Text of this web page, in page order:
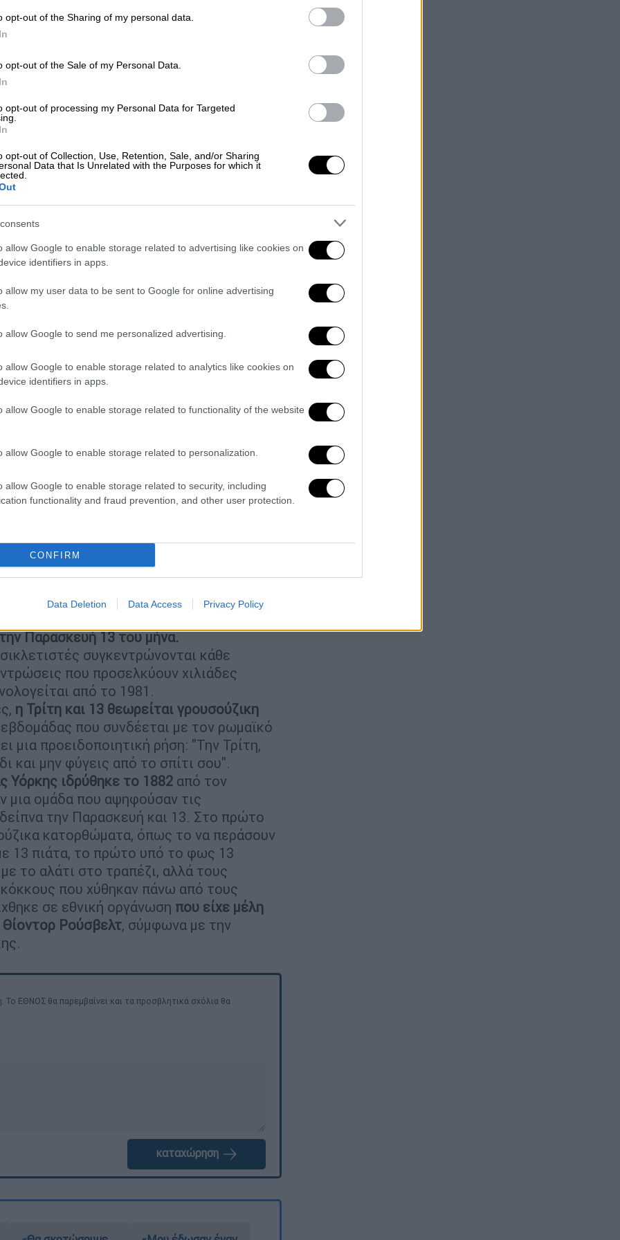
opt-out of the Sharing of my personal data.
opt-out of the Sale of my Personal Data.
opt-out of processing my Personal Data for Targeted
opt-out of Collection, Use, Retention, Sale, and/or Sharing
Data that Is Unrelated with the Purposes for which it
allow Google to enable storage related to advertising like cookies on
identifiers in apps.
allow my user data to be sent to Google for online advertising
allow Google to send me personalized advertising.
allow Google to enable storage related to analytics like cookies on
identifiers in apps.
allow Google to enable storage related to functionality of the website
allow Google to enable storage related to personalization.
allow Google to enable storage related to security, including
functionality and fraud prevention, and other user protection.
CONFIRM
Data Deletion Data Access Privacy Policy
και 13
την Παρασκευή και 13 περιλαμβάνονται
Louis Dreyfus, Steve Buscemi, Max
και 13: «Γεννήθηκα στις 13. Έγινα 13
Το πρώτο μου άλμπουμ έγινε χρυσό σε
είχε εισαγωγή 13 δευτερολέπτων»,
Όπως λέει η ιστορία, πήγε στο
προληπτικού φίλου του. Ο
Είχαν φαγητό μόνο για 12 άτομα».
"Superstition", ο
Stevie Wonder
έσπασε τον καθρέφτη. Επτά χρόνια
σου. Όταν πιστεύεις σε πράγματα
Η δεισιδαιμονία δεν είναι ο
και 13η"
«Friday the 13th»
το ντεμπούτο του άλμπουμ του
την Παρασκευή 13 Οκτωβρίου1972.
στα βουνά περισσότερο από δύο μήνες
μεγάλος αστεροειδής
σύμφωνα με τη NASA.
" έπεσε στηγη την Παρασκευή 13
σε βίντεο την είσοδό του στη
προσφέρει
Παρασκευή 13 του μήνα.
συγκεντρώνονται κάθε
που προσελκύουν χιλιάδες
από το 1981.
η Τρίτη και 13 θεωρείται γρουσούζικη
που συνδέεται με τον ρωμαϊκό
μια προειδοποιητική ρήση: "Την Τρίτη,
και μην φύγεις από το σπίτι σου".
Υόρκης ιδρύθηκε το 1882 από τον
μια ομάδα που αψηφούσαν τις
την Παρασκευή και 13. Στο πρώτο
κατορθώματα, όπως το να περάσουν
13 πιάτα, το πρώτο υπό το φως 13
το αλάτι στο τραπέζι, αλλά τους
που χύθηκαν πάνω από τους
σε εθνική οργάνωση που είχε μέλη
Ρούσβελτ, σύμφωνα με την
ΕΘΝΟΣ θα παρεμβαίνει και τα προσβλητικά σχόλια θα
καταχώρηση